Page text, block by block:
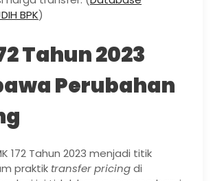
BPK)
Tahun 2023
Perubahan
172 Tahun 2023 menjadi titik
praktik transfer pricingdi